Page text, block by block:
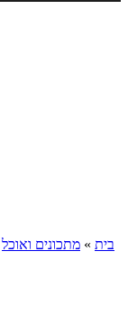
בית » מתכונים ואוכל